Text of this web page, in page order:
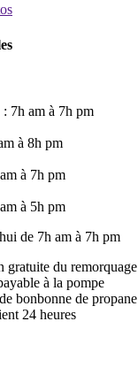
7h am à 7h pm
à 8h pm
à 7h pm
à 5h pm
de 7h am à 7h pm
gratuite du remorquage
à la pompe
bonbonne de propane
24 heures